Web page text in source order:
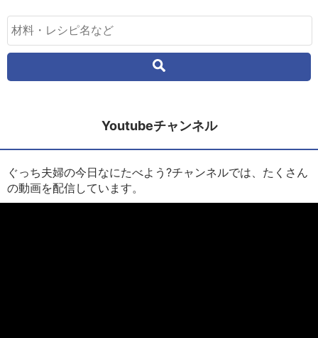
Youtubeチャンネル
ぐっち夫婦の今日なにたべよう?チャンネルでは、たくさん
の動画を配信しています。